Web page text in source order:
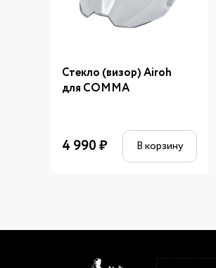
Стекло (визор) Airoh
для COMMA
4 990₽ В корзину